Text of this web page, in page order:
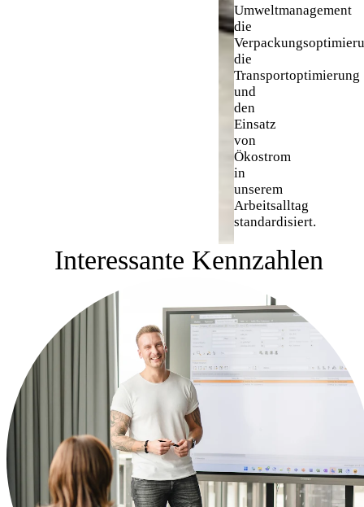
Umweltmanagement
die
die
Transportoptimierung
und
den
Einsatz
von
Ökostrom
in
unserem
Arbeitsalltag
standardisiert.
Interessante Kennzahlen